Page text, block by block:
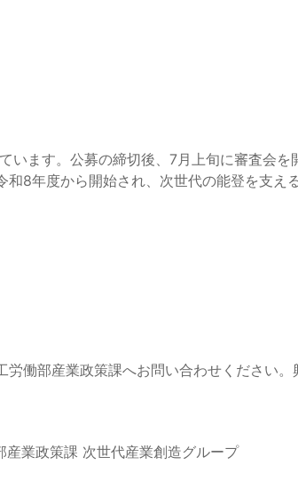
います。公募の締切後、7月上旬に審査会を
8年度から開始され、次世代の能登を支え
働部産業政策課へお問い合わせください。
業政策課 次世代産業創造グループ